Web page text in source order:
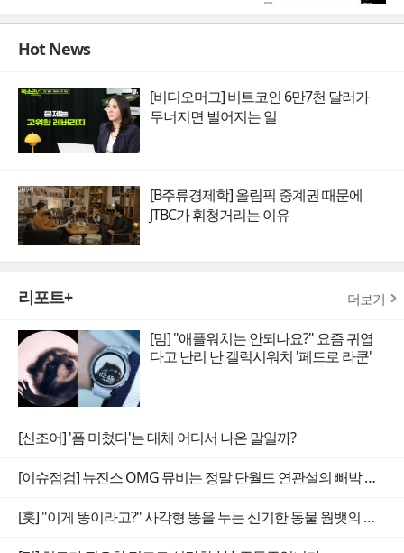
Hot News
[비디오머그] 비트코인 6만7천 달러가
무너지면 벌어지는 일
[B주류경제학] 올림픽 중계권 때문에
JTBC가 휘청거리는 이유
리포트+ 더보기
[밈] "애플워치는 안되나요?" 요즘 귀엽
다고 난리 난 갤럭시워치 '페드로 라쿤'
[신조어] '폼 미쳤다'는 대체 어디서 나온 말일까?
[이슈점검] 뉴진스 OMG 뮤비는 정말 단월드 연관설의 빼박 증거일까
[훗] "이게 똥이라고?" 사각형 똥을 누는 신기한 동물 웜뱃의 비밀